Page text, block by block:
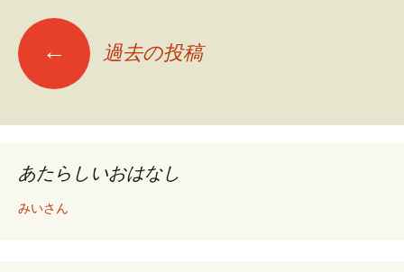
投
稿
ナ
← 過去の投稿
あたらしいおはなし
みいさん